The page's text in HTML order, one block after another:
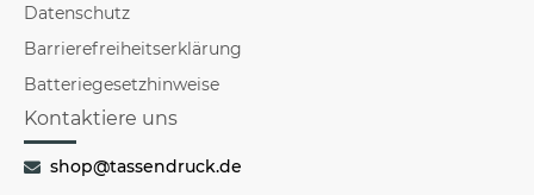
Datenschutz
Barrierefreiheitserklärung
Batteriegesetzhinweise
Kontaktiere uns
shop@tassendruck.de